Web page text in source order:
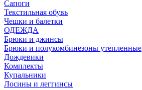
Сапоги
Текстильная обувь
Чешки и балетки
ОДЕЖДА
Брюки и джинсы
Брюки и полукомбинезоны утепленные
Дождевики
Комплекты
Купальники
Лосины и леггинсы